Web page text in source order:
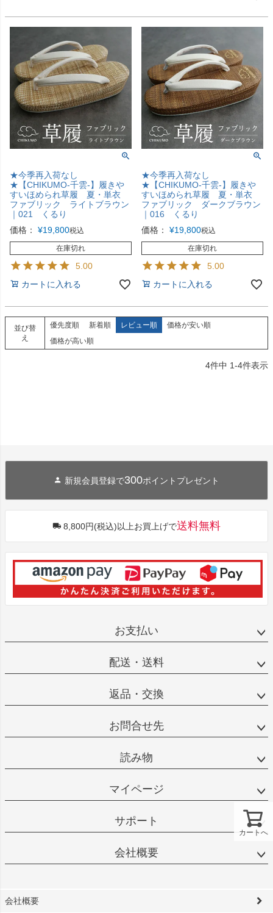
★今季再入荷なし
★【CHIKUMO-千雲-】履きや
すいほめられ草履 夏・単衣
ファブリック ライトブラウン
｜021 くるり
価格：
¥19,800税込
在庫切れ
5.00
カートに入れる
★今季再入荷なし
★【CHIKUMO-千雲-】履きや
すいほめられ草履 夏・単衣
ファブリック ダークブラウン
｜016 くるり
価格：
¥19,800税込
在庫切れ
5.00
カートに入れる
並び替
え
優先度順 新着順 レビュー順
価格が安い順
価格が高い順
4件中 1-4件表示
カートへ
新規会員登録で300ポイントプレゼント
8,800円(税込)以上お買上げで送料無料
お支払い
配送・送料
返品・交換
お問合せ先
読み物
マイページ
サポート
会社概要
会社概要